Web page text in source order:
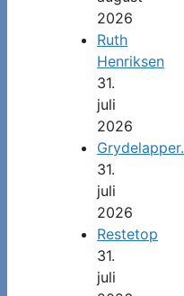
2026
Ruth
Henriksen
31.
juli
2026
Grydelapper.
31.
juli
2026
Restetop
31.
juli